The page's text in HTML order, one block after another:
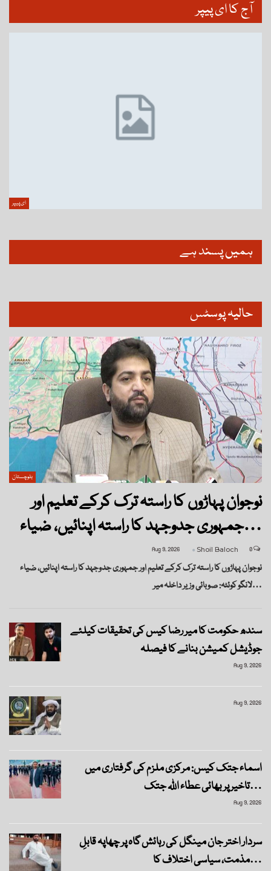
آج کا ای پیپر
ای پیپر
ہمیں پسند ہے
حالیہ پوسٹس
بلوچستان
نوجوان پہاڑوں کا راستہ ترک کرکے تعلیم اور
جمہوری جدوجہد کا راستہ اپنائیں، ضیاء…
Shoil Baloch
Aug 9, 2026
نوجوان پہاڑوں کا راستہ ترک کرکے تعلیم اور جمہوری جدوجہد کا راستہ اپنائیں، ضیاء
لانگو کوئٹہ: صوبائی وزیر داخلہ میر…
سندھ حکومت کا میر رضا کیس کی تحقیقات کیلئے
جوڈیشل کمیشن بنانے کا فیصلہ
Aug 9, 2026
Aug 9, 2026
اسماء جتک کیس: مرکزی ملزم کی گرفتاری میں
تاخیر پر بھائی عطاء اللہ جتک…
Aug 9, 2026
سردار اختر جان مینگل کی رہائش گاہ پر چھاپہ قابلِ
مذمت، سیاسی اختلاف کا…